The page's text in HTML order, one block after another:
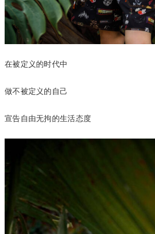
在被定义的时代中
做不被定义的自己
宣告自由无拘的生活态度